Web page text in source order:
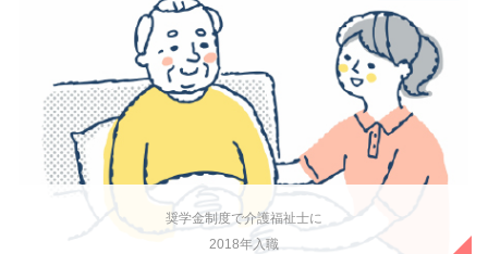
奨学金制度で介護福祉士に
2018年入職